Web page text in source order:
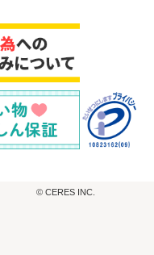
© CERES INC.